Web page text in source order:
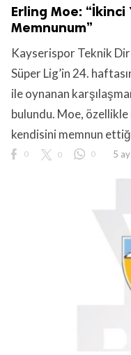
Erling Moe: “İkinci
Memnunum”
Kayserispor Teknik
Süper Lig’in 24.
ile oynanan
bulundu. Moe,
kendisini memnun
0 0 0 5